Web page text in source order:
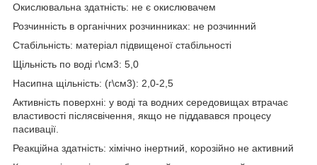
Окислювальна здатність: не є окислювачем
Розчинність в органічних розчинниках: не розчинний
Стабільність: матеріал підвищеної стабільності
Щільність по воді г\см3: 5,0
Насипна щільність: (г\см3): 2,0-2,5
Активність поверхні: у воді та водних середовищах втрачає
властивості післясвічення, якщо не піддавався процесу
пасивації.
Реакційна здатність: хімічно інертний, корозійно не активний